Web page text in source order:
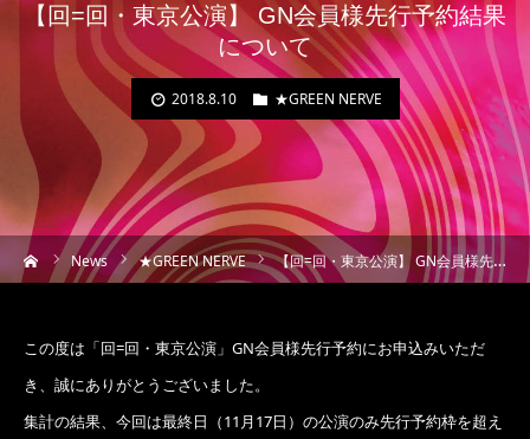
【回=回・東京公演】 GN会員様先行予約結果
について
2018.8.10 ★GREEN NERVE
News ★GREEN NERVE 【回=回・東京公演】 GN会員様先行予約結果について
この度は「回=回・東京公演」GN会員様先行予約にお申込みいただ
き、誠にありがとうございました。
集計の結果、今回は最終日（11月17日）の公演のみ先行予約枠を超え